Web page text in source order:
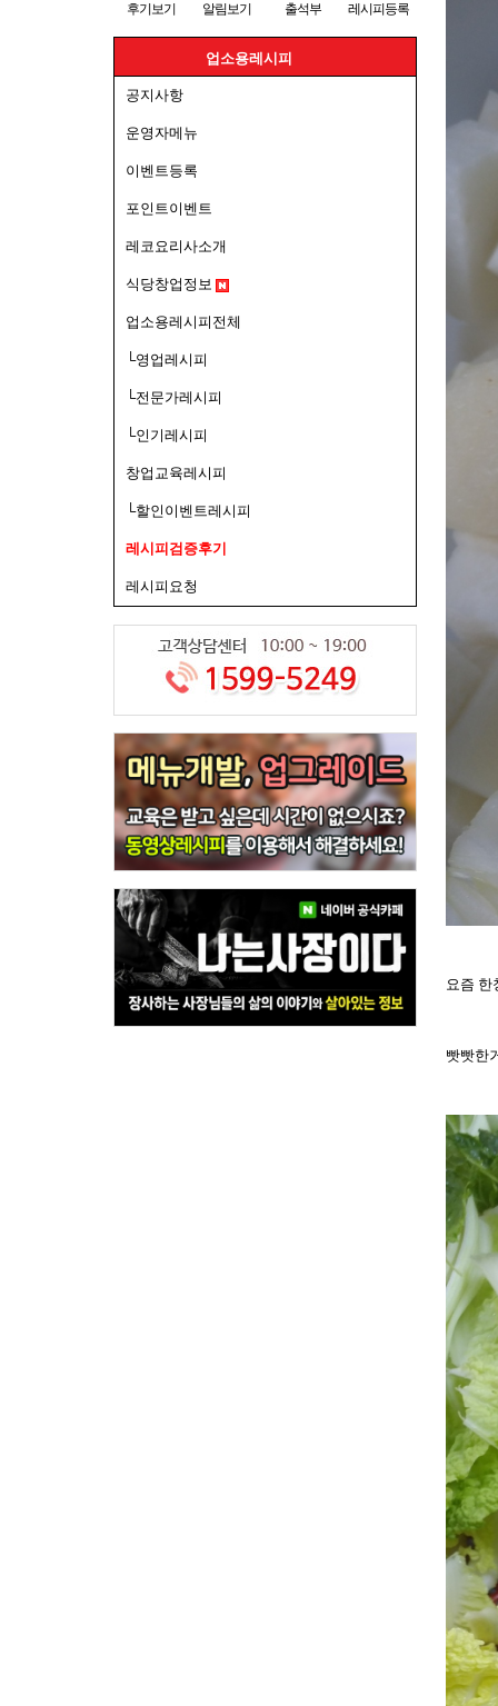
후기보기 알림보기 출석부 레시피등록
업소용레시피
공지사항
운영자메뉴
이벤트등록
포인트이벤트
레코요리사소개
식당창업정보
업소용레시피전체
└영업레시피
└전문가레시피
└인기레시피
창업교육레시피
└할인이벤트레시피
레시피검증후기
레시피요청
요즘 한
빳빳한